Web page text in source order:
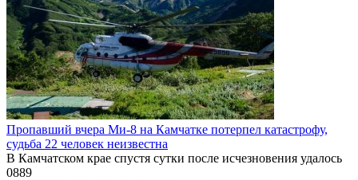
Пропавший вчера Ми-8 на Камчатке потерпел катастрофу,
судьба 22 человек неизвестна
В Камчатском крае спустя сутки после исчезновения удалось
0889